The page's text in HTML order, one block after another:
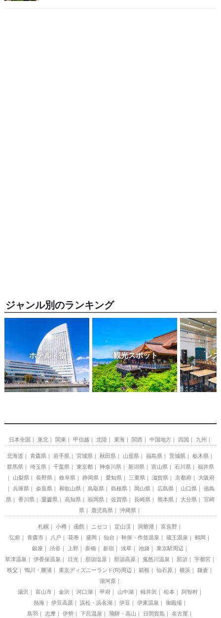
ジャンル別のランキング
ホテル・宿 観光スポット レ
日本全国 東北 関東 甲信越 北陸 東海 関西 中国地方 四国 九州
北海道 青森県 岩手県 宮城県 秋田県 山形県 福島県 茨城県
栃木県
群馬県
埼玉県 千葉県 東京都 神奈川県 新潟県 富山県 石川県
福井県
山梨県
長野県 岐阜県 静岡県 愛知県 三重県 滋賀県 京都府
大阪府
兵庫県
奈良県 和歌山県 鳥取県 島根県 岡山県 広島県 山口県
徳島
県
香川県 愛媛県 高知県 福岡県 佐賀県 長崎県 熊本県 大分県
宮崎
県
鹿児島県 沖縄県
札幌 小樽 函館 ニセコ 定山渓 洞爺湖
富良野
弘前
青森市 八戸 花巻 盛岡 仙台 秋保・作並温泉 蔵王温泉
鶴岡
銀座
渋谷 上野 新橋 新宿 浅草 池袋
東京駅周辺
草津温泉
伊香保温泉 日光 那須塩原 那須高原 鬼怒川温泉 那須
宇都宮
秩父
鴨川・勝浦 東京ディズニーランド(R)周辺 箱根 仙石原 横浜
鎌倉
湯河原
湯沢
富山市 金沢 河口湖 甲府 山中湖 軽井沢 松本
阿智村
熱海
伊豆高原 浜松・浜名湖 伊豆 伊東温泉
御殿場
鳥羽
志摩 伊勢 下呂温泉 飛騨・高山 日間賀島 名古屋